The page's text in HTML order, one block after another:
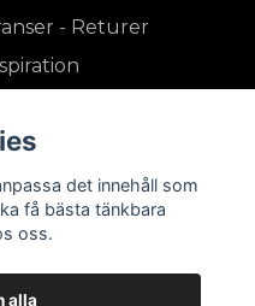
- Returer
det innehåll som
få bästa tänkbara
oss.
alla